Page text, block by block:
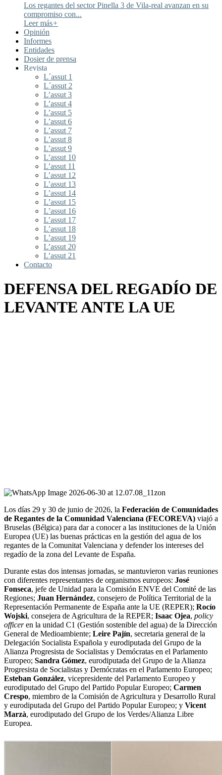
Los regantes del sector Pinella 3 de Vila-real avanzan en su
compromiso con...
Leer más+
Opinión
Informes
Entidades
Dosier de prensa
Revista
L´assut 1
L´assut 2
L’assut 3
L’assut 4
L’assut 5
L’assut 6
L’assut 7
L’assut 8
L’assut 9
L’assut 10
L’assut 11
L’assut 12
L’assut 13
L’assut 14
L’assut 15
L’assut 16
L’assut 17
L’assut 18
L’assut 19
L’assut 20
L’assut 21
Contacto
DEFENSA DEL REGADÍO DE
LEVANTE ANTE LA UE
Los días 29 y 30 de junio de 2026, la Federación de Comunidades
de Regantes de la Comunidad Valenciana (FECOREVA) viajó a
Bruselas (Bélgica) para dar a conocer a las instituciones de la Unión
Europea (UE) las buenas prácticas en la gestión del agua de los
regantes de la Comunitat Valenciana y defender los intereses del
regadío de la zona del Levante de España.
Durante estas dos intensas jornadas, se mantuvieron varias reuniones
con diferentes representantes de organismos europeos: José
Fonseca, jefe de Unidad para la Comisión ENVE del Comité de las
Regiones; Juan Hernández, consejero de Política Territorial de la
Representación Permanente de España ante la UE (REPER); Rocío
Wojski, consejera de Agricultura de la REPER; Isaac Ojea, policy
officeren la unidad C1 (Gestión sostenible del agua) de la Dirección
General de Medioambiente; Leire Pajín, secretaria general de la
Delegación Socialista Española y eurodiputada del Grupo de la
Alianza Progresista de Socialistas y Demócratas en el Parlamento
Europeo; Sandra Gómez, eurodiputada del Grupo de la Alianza
Progresista de Socialistas y Demócratas en el Parlamento Europeo;
Esteban González, vicepresidente del Parlamento Europeo y
eurodiputado del Grupo del Partido Popular Europeo; Carmen
Crespo, miembro de la Comisión de Agricultura y Desarrollo Rural
y eurodiputada del Grupo del Partido Popular Europeo; y Vicent
Marzà, eurodiputado del Grupo de los Verdes/Alianza Libre
Europea.